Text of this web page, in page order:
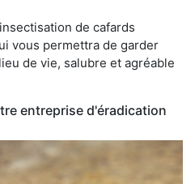
de cafards
vous permettra de garder
de vie, salubre et agréable
entreprise d'éradication